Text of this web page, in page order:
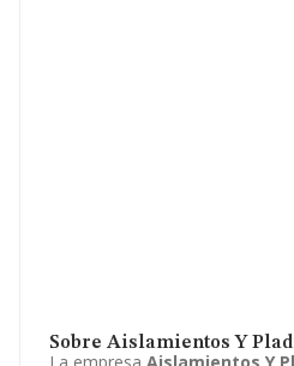
Sobre Aislamientos Y